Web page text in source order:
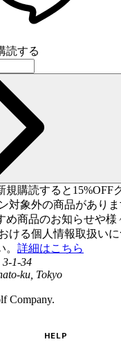
読する
規購読すると15%OFF
対象外の商品があり
め商品のお知らせや様
ける個人情報取扱い
詳細はこちら
3-1-34
ku, Tokyo
Company.
HELP